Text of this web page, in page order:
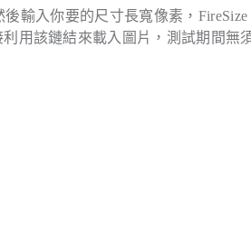
輸入你要的尺寸長寬像素，FireSize
用該鏈結來載入圖片，測試期間無